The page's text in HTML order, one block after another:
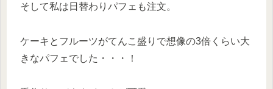
そして私は日替わりパフェも注文。
ケーキとフルーツがてんこ盛りで想像の3倍くらい大
きなパフェでした・・・！